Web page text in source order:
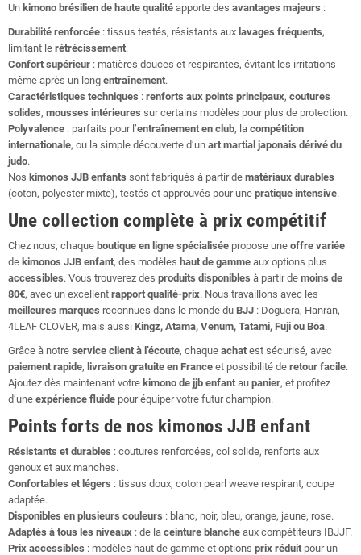
Un kimono brésilien de haute qualité apporte des avantages majeurs :
Durabilité renforcée : tissus testés, résistants aux lavages fréquents,
limitant le rétrécissement.
Confort supérieur : matières douces et respirantes, évitant les irritations
même après un long entraînement.
Caractéristiques techniques : renforts aux points principaux, coutures
solides, mousses intérieures sur certains modèles pour plus de protection.
Polyvalence : parfaits pour l’entraînement en club, la compétition
internationale, ou la simple découverte d’un art martial japonais dérivé du
judo.
Nos kimonos JJB enfants sont fabriqués à partir de matériaux durables
(coton, polyester mixte), testés et approuvés pour une pratique intensive.
Une collection complète à prix compétitif
Chez nous, chaque boutique en ligne spécialisée propose une offre variée
de kimonos JJB enfant, des modèles haut de gamme aux options plus
accessibles. Vous trouverez des produits disponibles à partir de moins de
80€, avec un excellent rapport qualité-prix. Nous travaillons avec les
meilleures marques reconnues dans le monde du BJJ : Doguera, Hanran,
4LEAF CLOVER, mais aussi Kingz, Atama, Venum, Tatami, Fuji ou Bōa.
Grâce à notre service client à l’écoute, chaque achat est sécurisé, avec
paiement rapide, livraison gratuite en France et possibilité de retour facile.
Ajoutez dès maintenant votre kimono de jjb enfant au panier, et profitez
d’une expérience fluide pour équiper votre futur champion.
Points forts de nos kimonos JJB enfant
Résistants et durables : coutures renforcées, col solide, renforts aux
genoux et aux manches.
Confortables et légers : tissus doux, coton pearl weave respirant, coupe
adaptée.
Disponibles en plusieurs couleurs : blanc, noir, bleu, orange, jaune, rose.
Adaptés à tous les niveaux : de la ceinture blanche aux compétiteurs IBJJF.
Prix accessibles : modèles haut de gamme et options prix réduit pour un